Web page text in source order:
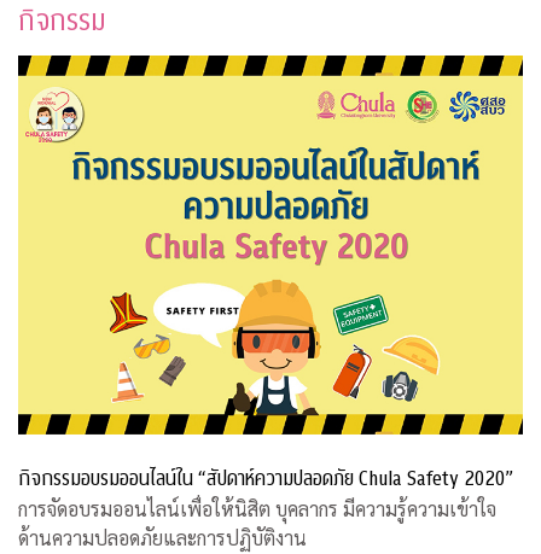
กิจกรรม
กิจกรรมอบรมออนไลน์ใน “สัปดาห์ความปลอดภัย Chula Safety 2020”
การจัดอบรมออนไลน์เพื่อให้นิสิต บุคลากร มีความรู้ความเข้าใจ
ด้านความปลอดภัยและการปฏิบัติงาน